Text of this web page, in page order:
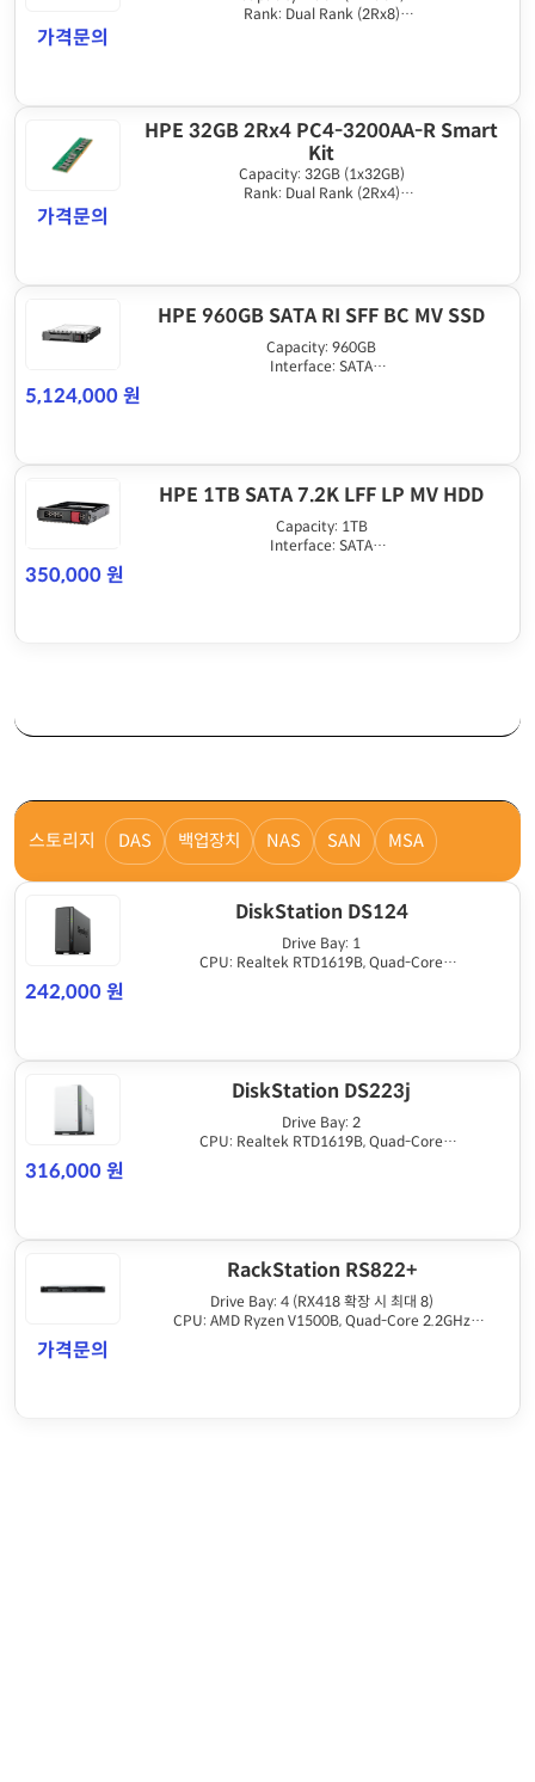
Rank: Dual Rank (2Rx8)
가격문의
HPE 32GB 2Rx4 PC4-3200AA-R Smart
Kit
Capacity: 32GB (1x32GB)
Rank: Dual Rank (2Rx4)
가격문의
HPE 960GB SATA RI SFF BC MV SSD
Capacity: 960GB
Interface: SATA
5,124,000 원
HPE 1TB SATA 7.2K LFF LP MV HDD
Capacity: 1TB
Interface: SATA
350,000 원
스토리지 DAS 백업장치 NAS SAN MSA
DiskStation DS124
Drive Bay: 1
CPU: Realtek RTD1619B, Quad-Core
242,000 원
DiskStation DS223j
Drive Bay: 2
CPU: Realtek RTD1619B, Quad-Core
316,000 원
RackStation RS822+
Drive Bay: 4 (RX418 확장 시 최대 8)
CPU: AMD Ryzen V1500B, Quad-Core 2.2GHz
가격문의